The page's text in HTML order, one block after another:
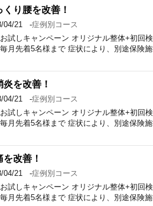
くり腰を改善！
04/21 -症例別コース
試しキャンペーン オリジナル整体+初回
月先着5名様まで 症状により、別途保険
炎を改善！
04/21 -症例別コース
試しキャンペーン オリジナル整体+初回
月先着5名様まで 症状により、別途保険
を改善！
04/21 -症例別コース
試しキャンペーン オリジナル整体+初回
月先着5名様まで 症状により、別途保険